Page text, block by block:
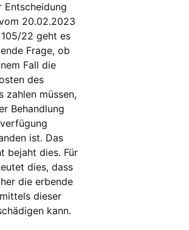
Entscheidung
20.02.2023
22 geht es
Frage, ob
Fall die
des
zahlen müssen,
Behandlung
ist. Das
bejaht dies. Für
dies, dass
die erbende
dieser
kann.